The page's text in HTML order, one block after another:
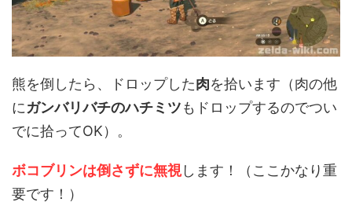
熊を倒したら、ドロップした肉を拾います（肉の他
にガンバリバチのハチミツもドロップするのでつい
でに拾ってOK）。
ボコブリンは倒さずに無視します！（ここかなり重
要です！）